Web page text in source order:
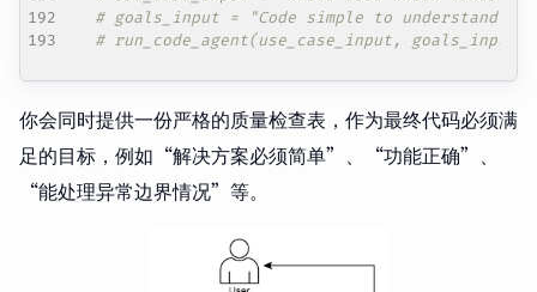
# goals_input = "Code simple to understand,
# run_code_agent(use_case_input, goals_input)
你会同时提供一份严格的质量检查表，作为最终代码必须满
足的目标，例如“解决方案必须简单”、“功能正确”、
“能处理异常边界情况”等。